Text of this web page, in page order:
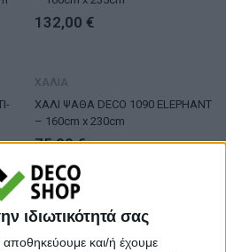
ιδιωτικότητά σας
αποθηκεύουμε και/ή έχουμε
132,00 €
ΧΑΛΙΑ
ΧΑΛΙ ΨΑΘΑ DECO 1090 ELEPHANT
– 160cm x 230cm
75,00€
ΧΑΛΙ ΒΑΜΒΑΚΕΡΟ PINEROLO
WHITE/LIGHT PINK – 140cm x